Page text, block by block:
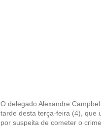
O delegado Alexandre
tarde desta terça-feira (4), que
por suspeita de cometer o